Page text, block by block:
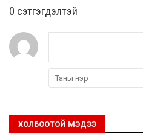
0 cэтгэгдэлтэй
ХОЛБООТОЙ МЭДЭЭ